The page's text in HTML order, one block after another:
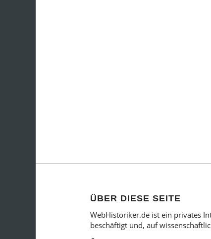
ÜBER DIESE SEITE
WebHistoriker.de ist ein privates
beschäftigt und, auf